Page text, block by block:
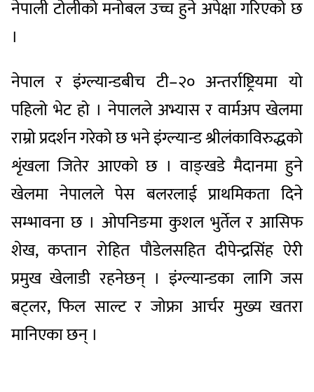
नेपाली टोलीको मनोबल उच्च हुने अपेक्षा गरिएको छ
।
नेपाल र इंग्ल्यान्डबीच टी–२० अन्तर्राष्ट्रियमा यो
पहिलो भेट हो । नेपालले अभ्यास र वार्मअप खेलमा
राम्रो प्रदर्शन गरेको छ भने इंग्ल्यान्ड श्रीलंकाविरुद्धको
शृंखला जितेर आएको छ । वाङ्खडे मैदानमा हुने
खेलमा नेपालले पेस बलरलाई प्राथमिकता दिने
सम्भावना छ । ओपनिङमा कुशल भुर्तेल र आसिफ
शेख, कप्तान रोहित पौडेलसहित दीपेन्द्रसिंह ऐरी
प्रमुख खेलाडी रहनेछन् । इंग्ल्यान्डका लागि जस
बट्लर, फिल साल्ट र जोफ्रा आर्चर मुख्य खतरा
मानिएका छन् ।